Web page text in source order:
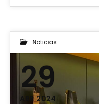
Noticias
29
ABR 2024